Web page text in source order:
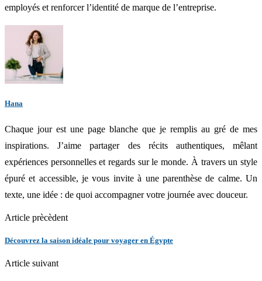
employés et renforcer l’identité de marque de l’entreprise.
Hana
Chaque jour est une page blanche que je remplis au gré de mes
inspirations. J’aime partager des récits authentiques, mêlant
expériences personnelles et regards sur le monde. À travers un style
épuré et accessible, je vous invite à une parenthèse de calme. Un
texte, une idée : de quoi accompagner votre journée avec douceur.
Article prècèdent
Découvrez la saison idéale pour voyager en Égypte
Article suivant